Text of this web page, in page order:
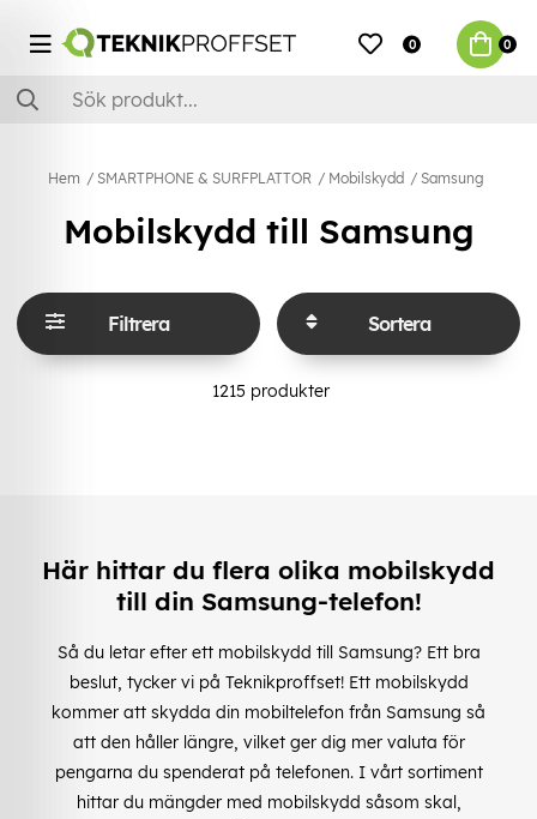
0 0
Hem SMARTPHONE & SURFPLATTOR Mobilskydd Samsung
Mobilskydd till Samsung
Filtrera Sortera
1215 produkter
Här hittar du flera olika mobilskydd
till din Samsung-telefon!
Så du letar efter ett mobilskydd till Samsung? Ett bra
beslut, tycker vi på Teknikproffset! Ett mobilskydd
kommer att skydda din mobiltelefon från Samsung så
att den håller längre, vilket ger dig mer valuta för
pengarna du spenderat på telefonen. I vårt sortiment
hittar du mängder med mobilskydd såsom skal,